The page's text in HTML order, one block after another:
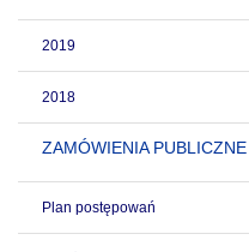
2019
2018
ZAMÓWIENIA PUBLICZNE
Plan postępowań